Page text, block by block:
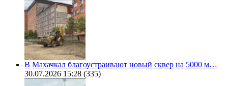
В Махачкал благоустраивают новый сквер на 5000 м…
30.07.2026 15:28 (335)